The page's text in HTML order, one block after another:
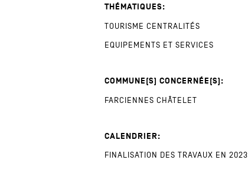
THÉMATIQUES:
TOURISME CENTRALITÉS
EQUIPEMENTS ET SERVICES
COMMUNE(S) CONCERNÉE(S):
FARCIENNES CHÂTELET
CALENDRIER:
FINALISATION DES TRAVAUX EN 2023